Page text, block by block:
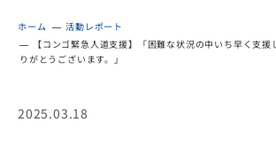
ホーム
活動レポート
【コンゴ緊急人道支援】「困難な状況の中いち早く支
りがとうございます。」
2025.03.18